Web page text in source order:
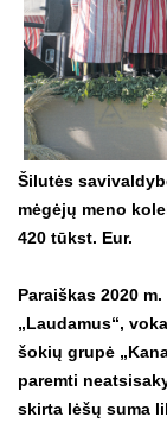
Šilutės
mėgėjų meno
420 tūkst. Eur.
Paraiškas 2020
„Laudamus“,
šokių grupė
paremti
skirta lėšų suma